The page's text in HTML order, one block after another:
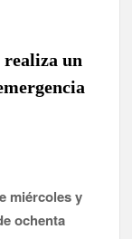
de
2030 un torneo
y defiende
realiza un
miércoles y
ochenta